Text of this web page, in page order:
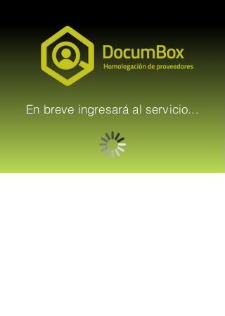
En breve ingresará al servicio...